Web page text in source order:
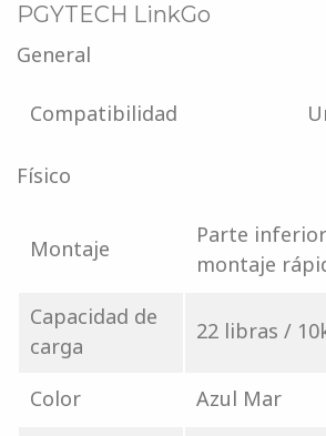
PGYTECH LinkGo
General
Compatibilidad
Físico
Montaje
Parte
montaje
Capacidad de
carga
22 libras /
Color
Azul Mar